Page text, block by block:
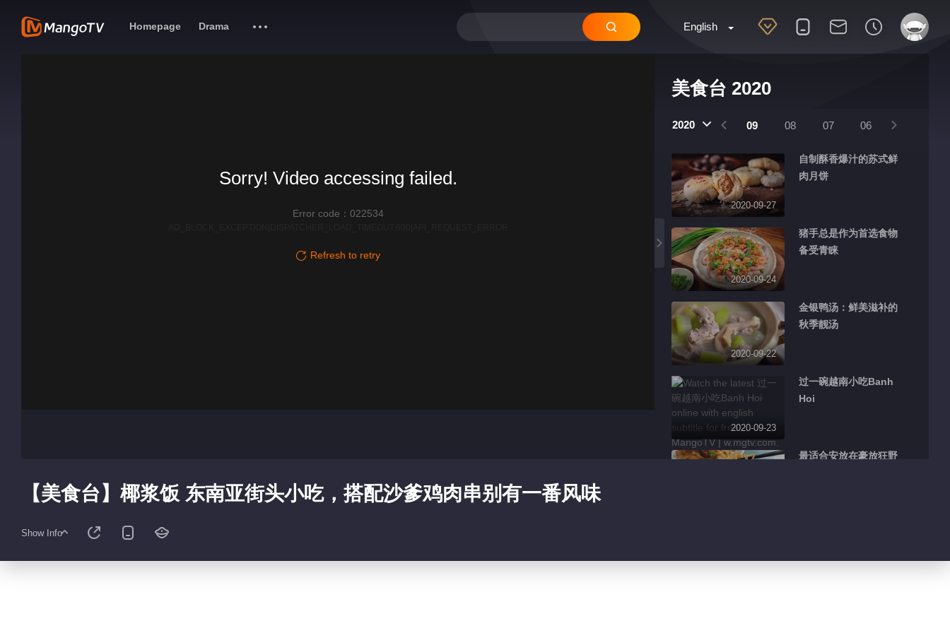
English
Homepage Drama
美食台 2020
2020
11 10 09 08 07 06
2020-09-27
自制酥香爆汁的苏式鲜
肉月饼
2020-09-24
猪手总是作为首选食物
备受青睐
2020-09-22
金银鸭汤：鲜美滋补的
秋季靓汤
2020-09-23
过一碗越南小吃Banh
Hoi
最适合安放在豪放狂野
Sorry! Video accessing failed.
Error code：022534
Refresh to retry
【美食台】椰浆饭 东南亚街头小吃，搭配沙爹鸡肉串别有一番风味
Show Info